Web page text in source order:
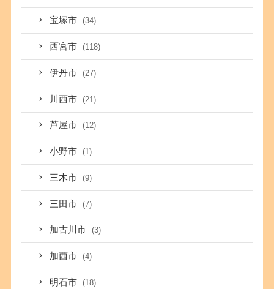
宝塚市 (34)
西宮市 (118)
伊丹市 (27)
川西市 (21)
芦屋市 (12)
小野市 (1)
三木市 (9)
三田市 (7)
加古川市 (3)
加西市 (4)
明石市 (18)